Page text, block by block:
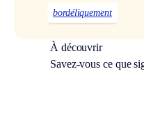
bordéliquement
À découvrir
Savez-vous ce que